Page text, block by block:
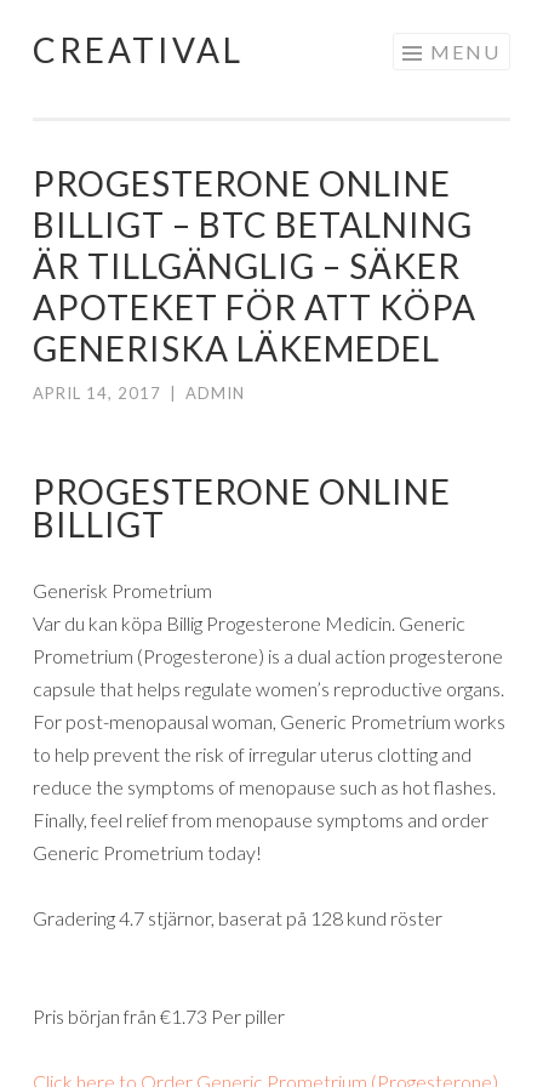
Skip
CREATIVAL MENU
PROGESTERONE ONLINE
BILLIGT – BTC BETALNING
ÄR TILLGÄNGLIG – SÄKER
APOTEKET FÖR ATT KÖPA
GENERISKA LÄKEMEDEL
APRIL 14, 2017 ADMIN
PROGESTERONE ONLINE
BILLIGT
Generisk Prometrium
Var du kan köpa Billig Progesterone Medicin. Generic
Prometrium (Progesterone) is a dual action progesterone
capsule that helps regulate women’s reproductive organs.
For post-menopausal woman, Generic Prometrium works
to help prevent the risk of irregular uterus clotting and
reduce the symptoms of menopause such as hot flashes.
Finally, feel relief from menopause symptoms and order
Generic Prometrium today!
Gradering4.7 stjärnor, baserat på 128 kund röster
Pris början från €1.73 Per piller
Click here to Order Generic Prometrium (Progesterone)